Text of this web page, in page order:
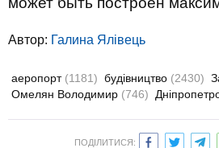
Автор: Галина Ялівець
аеропорт (1181) будівництво (2430)
Омелян Володимир (746)
ПОДІЛИТИСЯ: